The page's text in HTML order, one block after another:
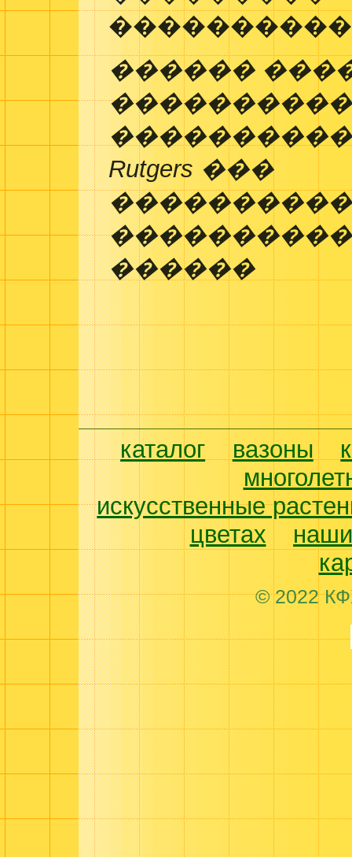
������
����������
Rutgers ���
������
каталог вазоны
искусственные
цветах
© 2022